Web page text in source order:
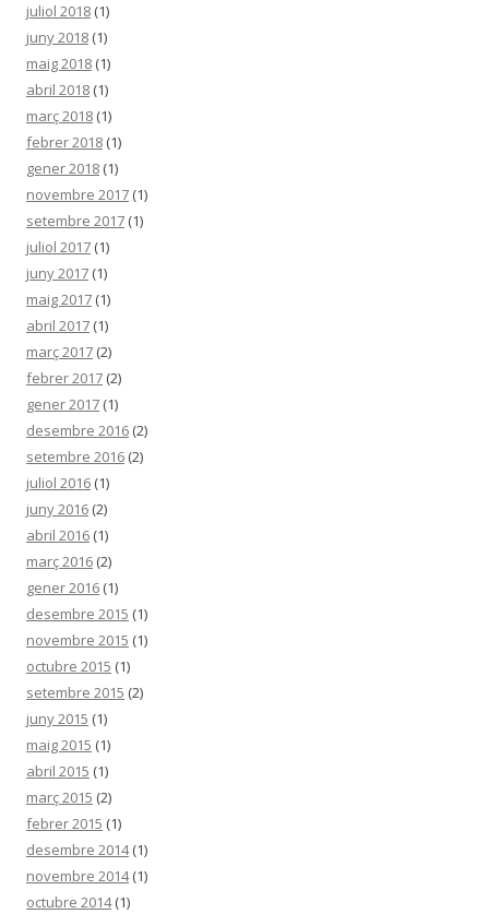
juliol 2018 (1)
juny 2018 (1)
maig 2018 (1)
abril 2018 (1)
març 2018 (1)
febrer 2018 (1)
gener 2018 (1)
novembre 2017 (1)
setembre 2017 (1)
juliol 2017 (1)
juny 2017 (1)
maig 2017 (1)
abril 2017 (1)
març 2017 (2)
febrer 2017 (2)
gener 2017 (1)
desembre 2016 (2)
setembre 2016 (2)
juliol 2016 (1)
juny 2016 (2)
abril 2016 (1)
març 2016 (2)
gener 2016 (1)
desembre 2015 (1)
novembre 2015 (1)
octubre 2015 (1)
setembre 2015 (2)
juny 2015 (1)
maig 2015 (1)
abril 2015 (1)
març 2015 (2)
febrer 2015 (1)
desembre 2014(1)
novembre 2014(1)
octubre 2014(1)